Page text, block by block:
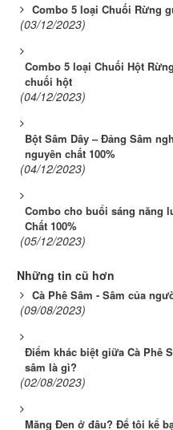
Combo 5 loại Chuối Rừng
(03/12/2023)
Combo 5 loại Chuối Hột
chuối hột
(04/12/2023)
Bột Sâm Dây – Đảng Sâm
nguyên chất 100%
(04/12/2023)
Combo cho buổi sáng năng
Chất 100%
(05/12/2023)
Những tin cũ hơn
Cà Phê Sâm - Sâm của
(09/08/2023)
Điểm khác biệt giữa Cà Phê
sâm là gì?
(02/08/2023)
Măng Đen ở đâu? Để tôi kể